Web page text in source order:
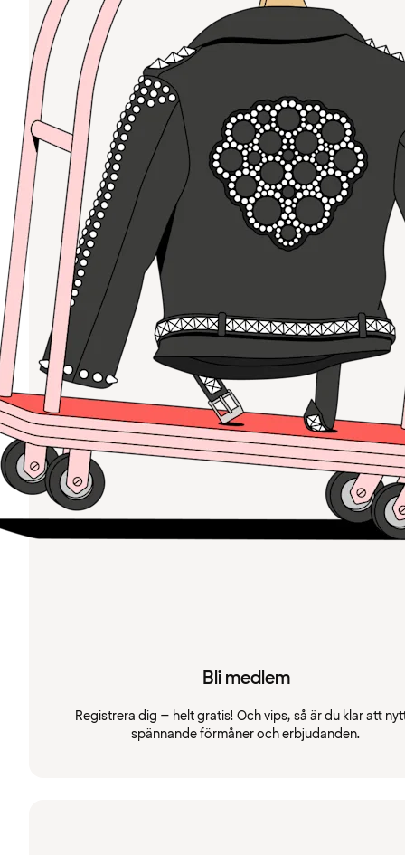
Bli medlem
Registrera dig – helt gratis! Och vips, så är du klar att
spännande förmåner och erbjudanden.